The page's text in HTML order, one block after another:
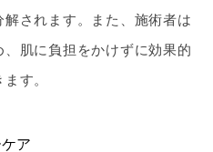
されます。また、施術者は
肌に負担をかけずに効果的
す。
ア